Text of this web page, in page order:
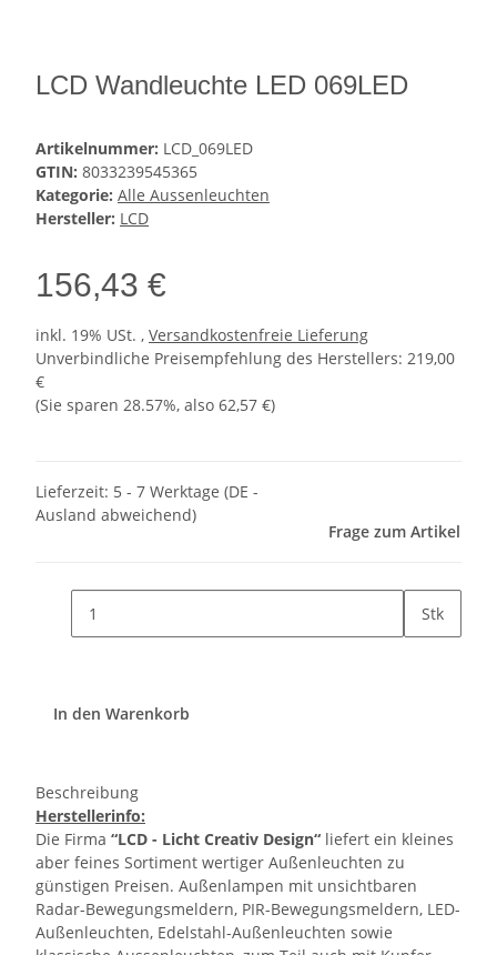
LCD Wandleuchte LED 069LED
Artikelnummer: LCD_069LED
GTIN: 8033239545365
Kategorie: Alle Aussenleuchten
Hersteller: LCD
156,43 €
inkl. 19% USt. , Versandkostenfreie Lieferung
Unverbindliche Preisempfehlung des Herstellers: 219,00
€
(Sie sparen 28.57%, also 62,57 €)
Lieferzeit: 5 - 7 Werktage (DE -
Ausland abweichend)
Frage zum Artikel
Stk
In den Warenkorb
Beschreibung
Herstellerinfo:
Die Firma “LCD - Licht Creativ Design“ liefert ein kleines
aber feines Sortiment wertiger Außenleuchten zu
günstigen Preisen. Außenlampen mit unsichtbaren
Radar-Bewegungsmeldern, PIR-Bewegungsmeldern, LED-
Außenleuchten, Edelstahl-Außenleuchten sowie